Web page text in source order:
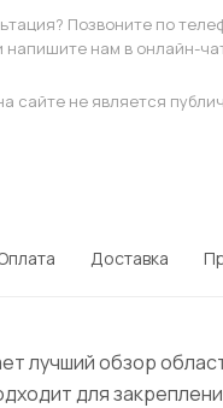
Позвоните по
напишите нам в онлайн-
сайте не является
Доставка
лучший обзор
для